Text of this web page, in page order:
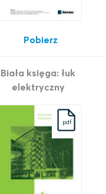
Pobierz
Biała księga: łuk
elektryczny
pdf